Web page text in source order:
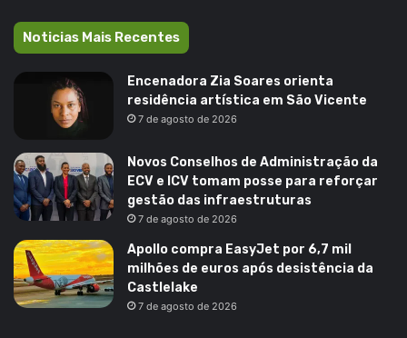
Noticias Mais Recentes
Encenadora Zia Soares orienta
residência artística em São Vicente
7 de agosto de 2026
Novos Conselhos de Administração da
ECV e ICV tomam posse para reforçar
gestão das infraestruturas
7 de agosto de 2026
Apollo compra EasyJet por 6,7 mil
milhões de euros após desistência da
Castlelake
7 de agosto de 2026